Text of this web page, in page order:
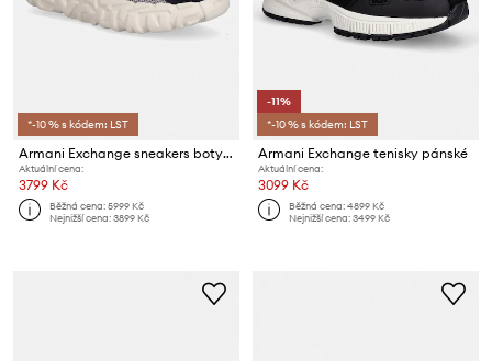
*-10 % s kódem: LST
Armani Exchange sneakers boty pánské
Aktuální cena:
3799 Kč
Běžná cena:5999 Kč
Nejnižší cena:3899 Kč
-11%
*-10 % s kódem: LST
Armani Exchange tenisky pánské
Aktuální cena:
3099 Kč
Běžná cena:4899 Kč
Nejnižší cena:3499 Kč